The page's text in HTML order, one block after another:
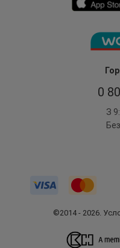
0
З
©2014 - 2026.